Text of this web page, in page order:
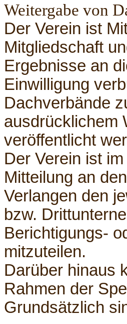
Weitergabe von
Der Verein ist
Mitgliedschaft
Ergebnisse an
Einwilligung
Dachverbände
ausdrücklichem
veröffentlicht
Der Verein ist
Mitteilung an
Verlangen den
bzw.
Berichtigungs-
mitzuteilen.
Darüber hinaus
Rahmen der
Grundsätzlich